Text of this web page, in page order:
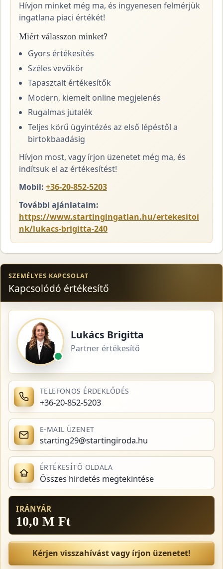
Hívjon minket még ma, és ingyenesen felmérjük
ingatlana piaci értékét!
Miért válasszon minket?
Gyors értékesítés
Széles vevőkör
Tapasztalt értékesítők
Modern, kiemelt online megjelenés
Rugalmas jutalék
Teljes körű ügyintézés az első lépéstől a
birtokbaadásig
Hívjon most, vagy írjon üzenetet még ma, és
indítsuk el az értékesítést!
Mobil: +36-20-852-5203
További ajánlataim:
https://www.startingingatlan.hu/ertekesitoi
nk/lukacs-brigitta-240
SZEMÉLYES KAPCSOLAT
Kapcsolódó értékesítő
Lukács Brigitta
Partner értékesítő
TELEFONOS ÉRDEKLŐDÉS
+36-20-852-5203
E-MAIL ÜZENET
starting29@startingiroda.hu
ÉRTÉKESÍTŐ OLDALA
Összes hirdetés megtekintése
IRÁNYÁR
10,0 M Ft
Kérjen visszahívást vagy írjon üzenetet!